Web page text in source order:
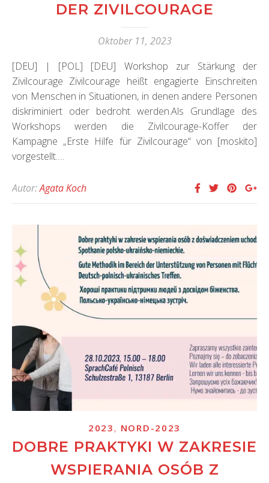
DER ZIVILCOURAGE
Oktober 11, 2023
[DEU] | [POL] [DEU] Workshop zur Stärkung der
Zivilcourage Zivilcourage heißt engagierte Einschreiten
von Menschen in Situationen, in denen andere Personen
diskriminiert oder bedroht werden.Als Grundlage des
Workshops werden die Zivilcourage-Koffer der
Kampagne „Erste Hilfe für Zivilcourage“ von [moskito]
vorgestellt.…
Autor:Agata Koch
2023 , NORD-2023
DOBRE PRAKTYKI W ZAKRESIE
WSPIERANIA OSÓB Z